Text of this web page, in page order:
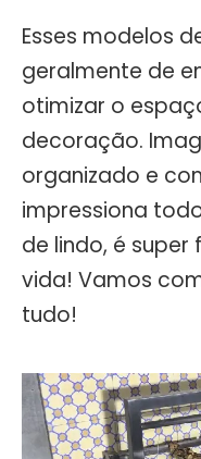
Esses modelos
geralmente de
otimizar o
decoração.
organizado e
impressiona
de lindo, é
vida! Vamos
tudo!